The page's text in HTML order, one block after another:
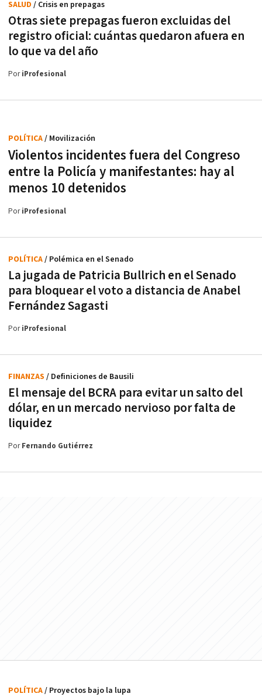
Otras siete prepagas fueron excluidas del
registro oficial: cuántas quedaron afuera en
lo que va del año
SALUD / Crisis en prepagas
PoriProfesional
Violentos incidentes fuera del Congreso
entre la Policía y manifestantes: hay al
menos 10 detenidos
POLÍTICA/ Movilización
PoriProfesional
La jugada de Patricia Bullrich en el Senado
para bloquear el voto a distancia de Anabel
Fernández Sagasti
POLÍTICA/ Polémica en el Senado
PoriProfesional
El mensaje del BCRA para evitar un salto del
dólar, en un mercado nervioso por falta de
liquidez
FINANZAS / Definiciones de Bausili
PorFernando Gutiérrez
POLÍTICA/ Proyectos bajo la lupa